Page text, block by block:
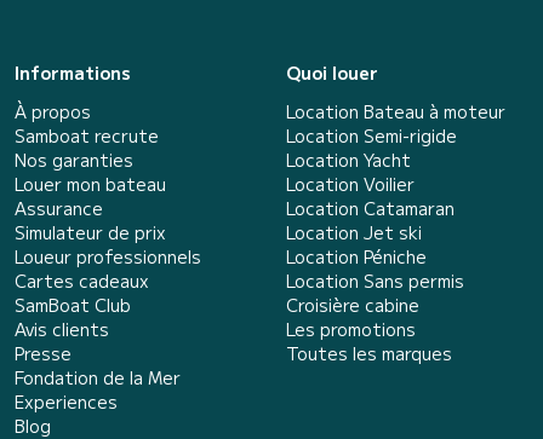
Informations
À propos
Samboat recrute
Nos garanties
Louer mon bateau
Assurance
Simulateur de prix
Loueur professionnels
Cartes cadeaux
SamBoat Club
Avis clients
Presse
Fondation de la Mer
Experiences
Blog
Quoi louer
Location Bateau à moteur
Location Semi-rigide
Location Yacht
Location Voilier
Location Catamaran
Location Jet ski
Location Péniche
Location Sans permis
Croisière cabine
Les promotions
Toutes les marques